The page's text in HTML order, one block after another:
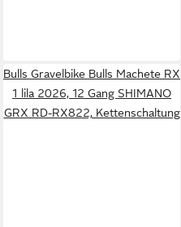
Bulls Gravelbike Bulls Machete RX
1 lila 2026, 12 Gang SHIMANO
GRX RD-RX822, Kettenschaltung